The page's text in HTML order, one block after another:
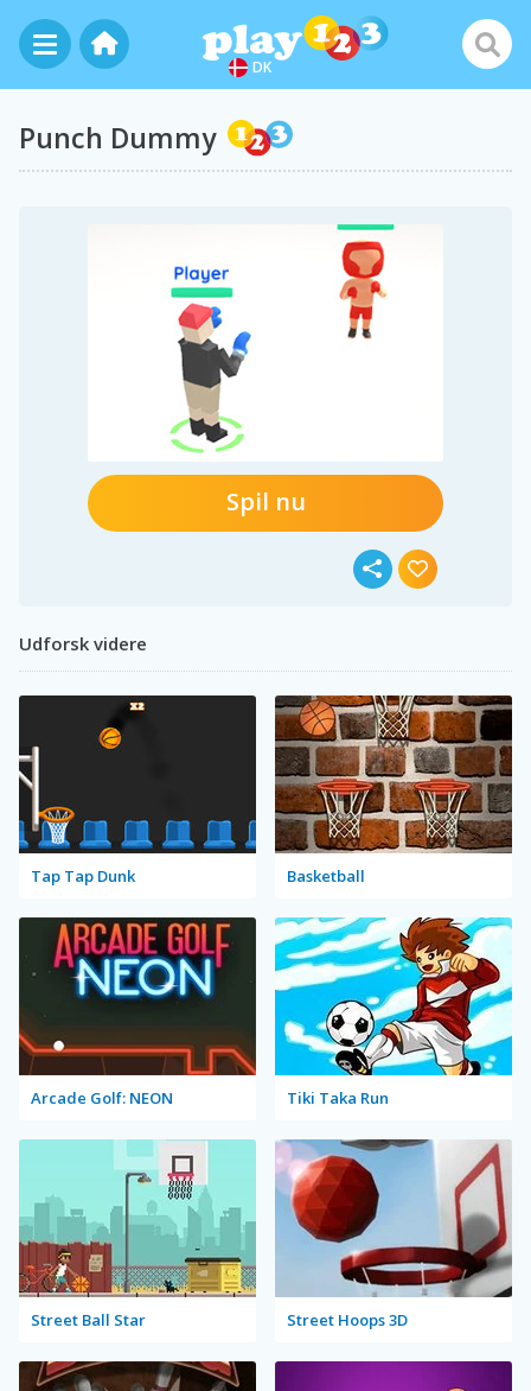
DK
Punch Dummy
Spil nu
Udforsk videre
Tap Tap Dunk Basketball
Arcade Golf: NEON Tiki Taka Run
Street Ball Star Street Hoops 3D